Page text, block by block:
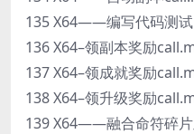
135 X64——编写代码测
136 X64–领副本奖励
137 X64–领成就奖励
138 X64–领升级奖励
139 X64——融合命符碎